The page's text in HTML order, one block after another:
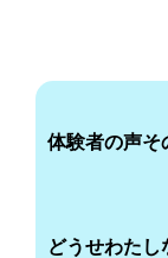
体験者の声そ
どうせわたし